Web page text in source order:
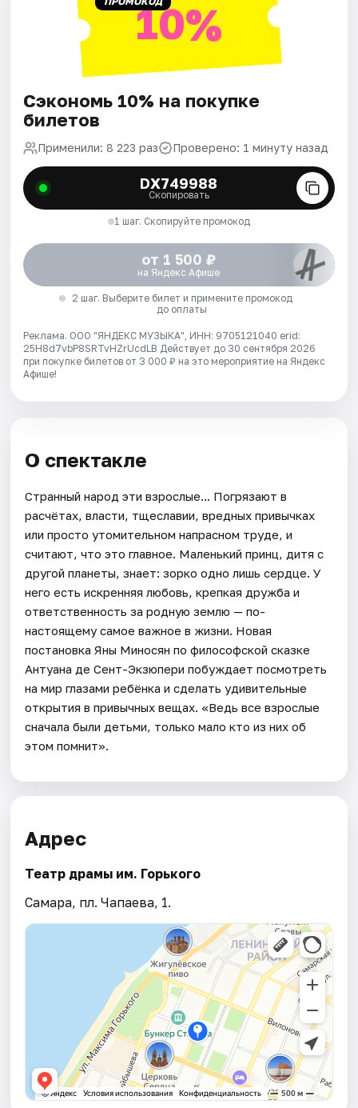
10%
Сэкономь 10% на покупке
билетов
Применили: 8 223 раз Проверено: 1 минуту назад
DX749988
Скопировать
1 шаг. Скопируйте промокод
от 1 500 ₽
на Яндекс Афише
2 шаг. Выберите билет и примените промокод
до оплаты
Реклама. ООО "ЯНДЕКС МУЗЫКА", ИНН: 9705121040 erid:
25H8d7vbP8SRTvHZrUcdLB Действует до 30 сентября 2026
при покупке билетов от 3 000 ₽ на это мероприятие на Яндекс
Афише!
О спектакле
Странный народ эти взрослые... Погрязают в
расчётах, власти, тщеславии, вредных привычках
или просто утомительном напрасном труде, и
считают, что это главное. Маленький принц, дитя с
другой планеты, знает: зорко одно лишь сердце. У
него есть искренняя любовь, крепкая дружба и
ответственность за родную землю — по-
настоящему самое важное в жизни. Новая
постановка Яны Миносян по философской сказке
Антуана де Сент-Экзюпери побуждает посмотреть
на мир глазами ребёнка и сделать удивительные
открытия в привычных вещах. «Ведь все взрослые
сначала были детьми, только мало кто из них об
этом помнит».
Адрес
Театр драмы им. Горького
Самара, пл. Чапаева, 1.